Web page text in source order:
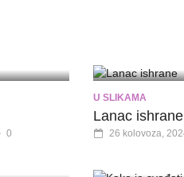
0
U SLIKAMA
Lanac ishrane
26 kolovoza,